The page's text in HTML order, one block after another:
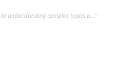
understanding complex topics a..."